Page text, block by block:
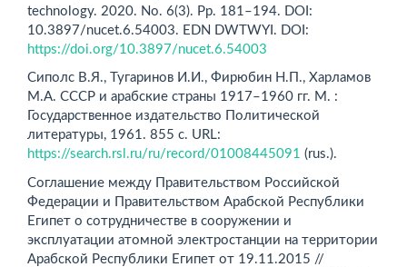
technology. 2020. No. 6(3). Pp. 181–194. DOI:
10.3897/nucet.6.54003. EDN DWTWYI. DOI:
https://doi.org/10.3897/nucet.6.54003
Сиполс В.Я., Тугаринов И.И., Фирюбин Н.П., Харламов
М.А. СССР и арабские страны 1917–1960 гг. М. :
Государственное издательство Политической
литературы, 1961. 855 с. URL:
https://search.rsl.ru/ru/record/01008445091 (rus.).
Соглашение между Правительством Российской
Федерации и Правительством Арабской Республики
Египет о сотрудничестве в сооружении и
эксплуатации атомной электростанции на территории
Арабской Республики Египет от 19.11.2015 //